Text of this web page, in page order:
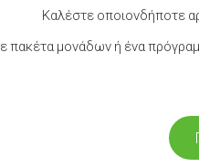
Καλέστε οποιονδήποτε
πακέτα μονάδων ή ένα